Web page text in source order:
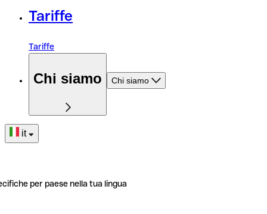
Tariffe
Tariffe
Chi siamo Chi siamo
it
per paese nella tua lingua